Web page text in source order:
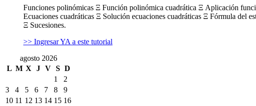
Funciones polinómicas Ξ Función polinómica cuadrática Ξ Aplicación
Ecuaciones cuadráticas Ξ Solución ecuaciones cuadráticas Ξ Fórmula del
Ξ Sucesiones.
>> Ingresar YA a este tutorial
agosto 2026
L M X J V S D
1
2
3
4 5 6 7 8
9
10 11 12 13 14 15 16